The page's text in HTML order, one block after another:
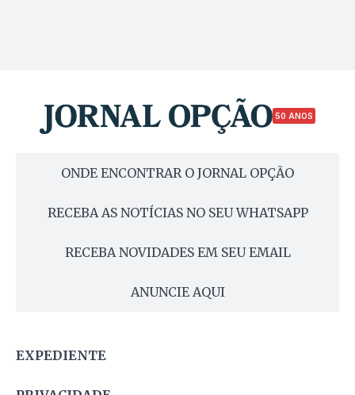
50 ANOS
ONDE ENCONTRAR O JORNAL OPÇÃO
RECEBA AS NOTÍCIAS NO SEU WHATSAPP
RECEBA NOVIDADES EM SEU EMAIL
ANUNCIE AQUI
EXPEDIENTE